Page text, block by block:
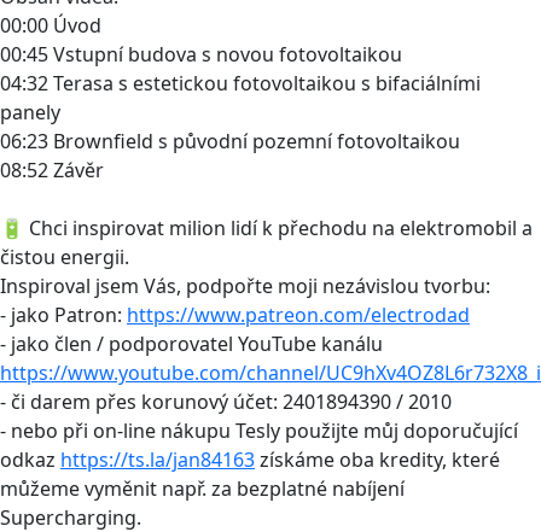
00:00 Úvod
00:45 Vstupní budova s novou fotovoltaikou
04:32 Terasa s estetickou fotovoltaikou s bifaciálními
panely
06:23 Brownfield s původní pozemní fotovoltaikou
08:52 Závěr
🔋 Chci inspirovat milion lidí k přechodu na elektromobil a
čistou energii.
Inspiroval jsem Vás, podpořte moji nezávislou tvorbu:
- jako Patron: https://www.patreon.com/electrodad
- jako člen / podporovatel YouTube kanálu
https://www.youtube.com/channel/
- či darem přes korunový účet: 2401894390 / 2010
- nebo při on-line nákupu Tesly použijte můj doporučující
odkaz https://ts.la/jan84163získáme oba kredity, které
můžeme vyměnit např. za bezplatné nabíjení
Supercharging.